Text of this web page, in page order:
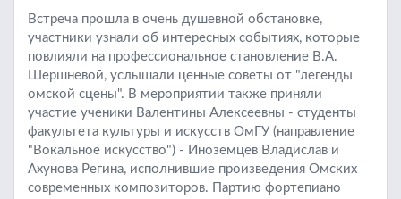
Встреча прошла в очень душевной обстановке,
участники узнали об интересных событиях, которые
повлияли на профессиональное становление В.А.
Шершневой, услышали ценные советы от "легенды
омской сцены". В мероприятии также приняли
участие ученики Валентины Алексеевны - студенты
факультета культуры и искусств ОмГУ (направление
"Вокальное искусство") - Иноземцев Владислав и
Ахунова Регина, исполнившие произведения Омских
современных композиторов. Партию фортепиано